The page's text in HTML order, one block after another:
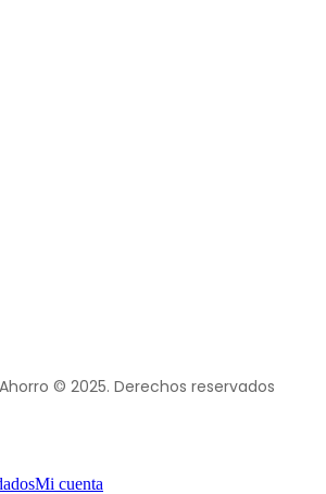
© 2025. Derechos reservados
Mi cuenta